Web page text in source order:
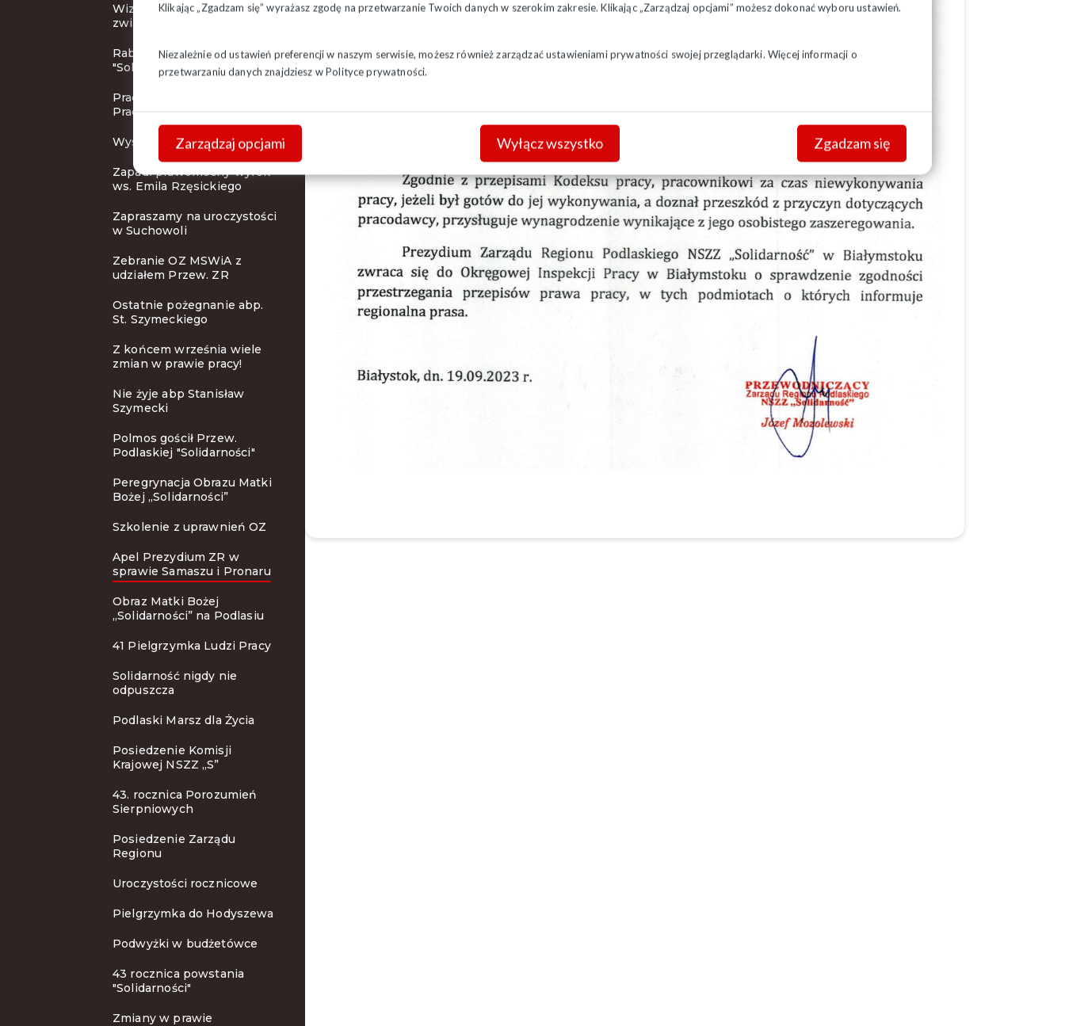
Klikając „Zgadzam się” wyrażasz zgodę na przetwarzanie Twoich danych w szerokim zakresie. Klikając „Zarządzaj opcjami” możesz dokonać wyboru ustawień.
Niezależnie od ustawień preferencji w naszym serwisie, możesz również zarządzać ustawieniami prywatności swojej przeglądarki. Więcej informacji o
przetwarzaniu danych znajdziesz wPolityce prywatności.
Zarządzaj opcjami Wyłącz wszystko Zgadzam się
Wizerunek działacza
związkowego
Rabaty dla członków
"Solidarności"
Pracodawca Przyjazny
Pracownikom
Wystawa i koncert
Zapadł prawomocny wyrok
ws. Emila Rzęsickiego
Zapraszamy na uroczystości
w Suchowoli
Zebranie OZ MSWiA z
udziałem Przew. ZR
Ostatnie pożegnanie abp.
St. Szymeckiego
Z końcem września wiele
zmian w prawie pracy!
Nie żyje abp Stanisław
Szymecki
Polmos gościł Przew.
Podlaskiej "Solidarności"
Peregrynacja Obrazu Matki
Bożej „Solidarności”
Szkolenie z uprawnień OZ
Apel Prezydium ZR w
sprawie Samaszu i Pronaru
Obraz Matki Bożej
„Solidarności” na Podlasiu
41 Pielgrzymka Ludzi Pracy
Solidarność nigdy nie
odpuszcza
Podlaski Marsz dla Życia
Posiedzenie Komisji
Krajowej NSZZ „S”
43. rocznica Porozumień
Sierpniowych
Posiedzenie Zarządu
Regionu
Uroczystości rocznicowe
Pielgrzymka do Hodyszewa
Podwyżki w budżetówce
43 rocznica powstania
"Solidarności"
Zmiany w prawie